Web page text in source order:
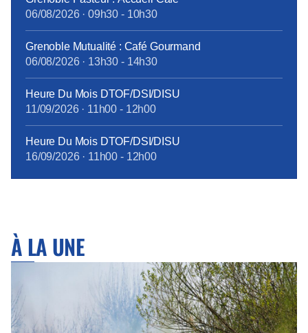
06/08/2026· 09h30 - 10h30
Grenoble Mutualité : Café Gourmand
06/08/2026· 13h30 - 14h30
Heure Du Mois DTOF/DSI/DISU
11/09/2026· 11h00 - 12h00
Heure Du Mois DTOF/DSI/DISU
16/09/2026· 11h00 - 12h00
À LA UNE